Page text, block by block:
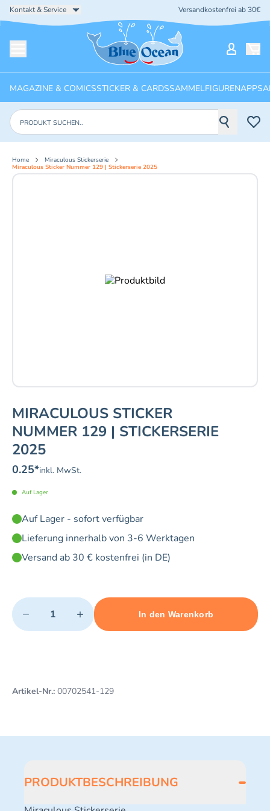
Kontakt & Service Versandkostenfrei ab 30€
Startseite
MAGAZINE & COMICSSTICKER & CARDSSAMMELFIGURENAPPS
Produkte suchen
Home
Miraculous Stickerserie
Miraculous Sticker Nummer 129 | Stickerserie 2025
MIRACULOUS STICKER
NUMMER 129 | STICKERSERIE
2025
0.25*inkl. MwSt.
Auf Lager
Auf Lager - sofort verfügbar
Lieferung innerhalb von 3-6 Werktagen
Versand ab 30 € kostenfrei (in DE)
Quantity
− +
Minimum quantity: 1 Maximum quantity: 5
In den Warenkorb
Add 1 item to cart
Artikel-Nr.: 00702541-129
PRODUKTBESCHREIBUNG